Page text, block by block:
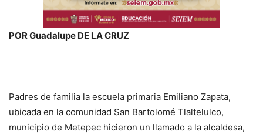
POR Guadalupe DE LA CRUZ
Padres de familia la escuela primaria Emiliano Zapata,
ubicada en la comunidad San Bartolomé Tlaltelulco,
municipio de Metepec hicieron un llamado a la alcaldesa,